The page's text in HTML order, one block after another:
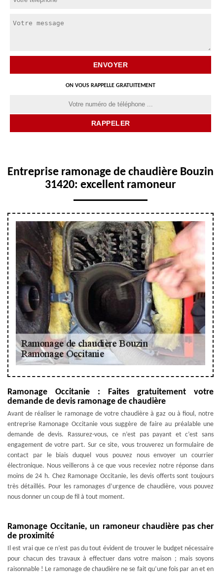
ON VOUS RAPPELLE GRATUITEMENT
Entreprise ramonage de chaudière Bouzin
31420: excellent ramoneur
Ramonage Occitanie : Faites gratuitement votre
demande de devis ramonage de chaudière
Avant de réaliser le ramonage de votre chaudière à gaz ou à fioul, notre
entreprise Ramonage Occitanie vous suggère de faire au préalable une
demande de devis. Rassurez-vous, ce n’est pas payant et c’est sans
engagement de votre part. Sur ce site, vous trouverez un formulaire de
contact par le biais duquel vous pouvez nous envoyer un courrier
électronique. Nous veillerons à ce que vous receviez notre réponse dans
moins de 24 h. Chez Ramonage Occitanie, les devis offerts sont toujours
très détaillés. Pour les ramonages d’urgence de chaudière, vous pouvez
nous donner un coup de fil à tout moment.
Ramonage Occitanie, un ramoneur chaudière pas cher
de proximité
Il est vrai que ce n’est pas du tout évident de trouver le budget nécessaire
pour chacun des travaux à effectuer dans votre maison ; mais soyons
raisonnable ! Le ramonage de chaudière ne se fait qu’une fois par an et en